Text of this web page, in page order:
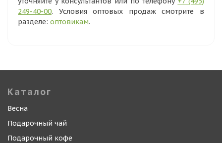
249-40-00. Условия оптовых продаж смотрите в
разделе: оптовикам.
Каталог
Весна
Подарочный чай
Подарочный кофе